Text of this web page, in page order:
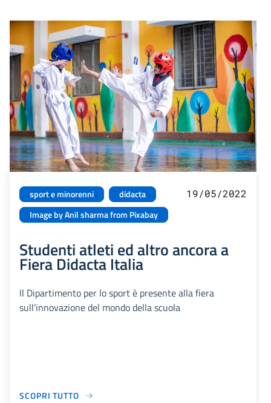
sport e minorenni
didacta
Image by Anil sharma from Pixabay
19/05/2022
Studenti atleti ed altro ancora a
Fiera Didacta Italia
Il Dipartimento per lo sport è presente alla fiera
sull'innovazione del mondo della scuola
SCOPRI TUTTO